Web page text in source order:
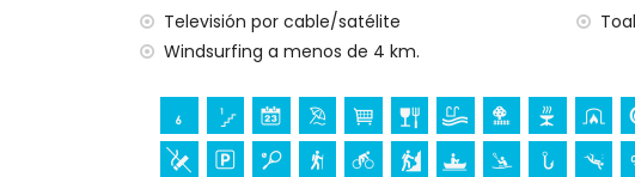
Lugares de interés y cultura en Chiclana de la
castillo (Castillo de Sancti Petri) y ruina (Castillo de
museo (Museo de Chiclana), iglesia (Iglesia de San
del Reloj), edificio arquitectónico (Iglesia de San
Ana) (a menos de 10 kilómetros del alojamiento)
Televisión por cable/satélite
Windsurfing a menos de 4 km.